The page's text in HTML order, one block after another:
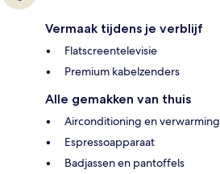
Vermaak tijdens je verblijf
Flatscreentelevisie
Premium kabelzenders
Alle gemakken van thuis
Airconditioning en verwarming
Espressoapparaat
Badjassen en pantoffels